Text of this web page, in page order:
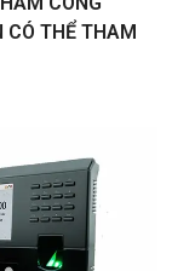
CÓ THỂ THAM